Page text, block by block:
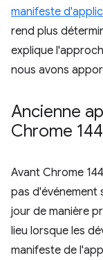
manifeste
rend plus
explique
nous avons
Ancienne
Chrome
Avant Chrome
pas d'événement
jour de manière
lieu lorsque les
manifeste de